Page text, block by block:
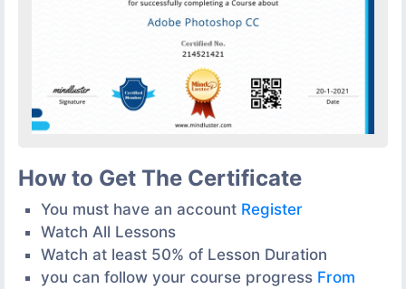
How to Get The Certificate
You must have an account Register
Watch All Lessons
Watch at least 50% of Lesson Duration
you can follow your course progress From